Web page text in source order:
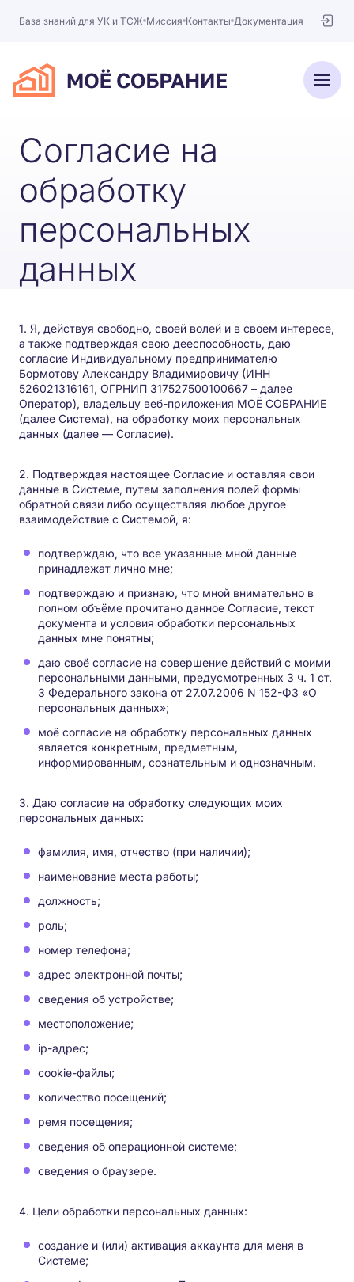
База знаний для УК и ТСЖ Миссия Контакты Документация
Интеграция с ГИС ЖКХ
Миссия
Тарифы
Попробовать бесплатно
Войти в систему
Согласие на
обработку
персональных
данных
1. Я, действуя свободно, своей волей и в своем интересе,
а также подтверждая свою дееспособность, даю
согласие Индивидуальному предпринимателю
Бормотову Александру Владимировичу (ИНН
526021316161, ОГРНИП 317527500100667 – далее
Оператор), владельцу веб-приложения МОЁ СОБРАНИЕ
(далее Система), на обработку моих персональных
данных (далее — Согласие).
2. Подтверждая настоящее Согласие и оставляя свои
данные в Системе, путем заполнения полей формы
обратной связи либо осуществляя любое другое
взаимодействие с Системой, я:
подтверждаю, что все указанные мной данные
принадлежат лично мне;
подтверждаю и признаю, что мной внимательно в
полном объёме прочитано данное Согласие, текст
документа и условия обработки персональных
данных мне понятны;
даю своё согласие на совершение действий с моими
персональными данными, предусмотренных 3 ч. 1 ст.
3 Федерального закона от 27.07.2006 N 152-ФЗ «О
персональных данных»;
моё согласие на обработку персональных данных
является конкретным, предметным,
информированным, сознательным и однозначным.
3. Даю согласие на обработку следующих моих
персональных данных:
фамилия, имя, отчество (при наличии);
наименование места работы;
должность;
роль;
номер телефона;
адрес электронной почты;
сведения об устройстве;
местоположение;
ip-адрес;
cookie-файлы;
количество посещений;
ремя посещения;
сведения об операционной системе;
сведения о браузере.
4. Цели обработки персональных данных:
создание и (или) активация аккаунта для меня в
Системе;